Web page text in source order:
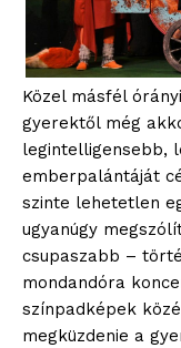
Közel másfél
gyerektől még
legintelligensebb,
emberpalántáját
szinte lehetetlen
ugyanúgy
csupaszabb –
mondandóra
színpadképek
megküzdenie a